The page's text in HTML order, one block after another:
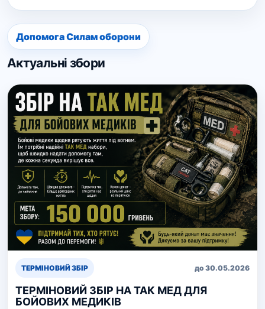
Допомога Силам оборони
Актуальні збори
ТЕРМІНОВИЙ ЗБІР до 30.05.2026
ТЕРМІНОВИЙ ЗБІР НА ТАК МЕД ДЛЯ
БОЙОВИХ МЕДИКІВ